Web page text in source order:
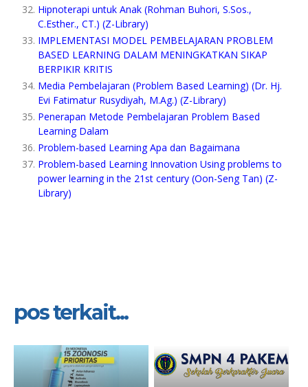
Hipnoterapi untuk Anak (Rohman Buhori, S.Sos.,
C.Esther., CT.) (Z-Library)
IMPLEMENTASI MODEL PEMBELAJARAN PROBLEM
BASED LEARNING DALAM MENINGKATKAN SIKAP
BERPIKIR KRITIS
Media Pembelajaran (Problem Based Learning) (Dr. Hj.
Evi Fatimatur Rusydiyah, M.Ag.) (Z-Library)
Penerapan Metode Pembelajaran Problem Based
Learning Dalam
Problem-based Learning Apa dan Bagaimana
Problem-based Learning Innovation Using problems to
power learning in the 21st century (Oon-Seng Tan) (Z-
Library)
pos terkait...